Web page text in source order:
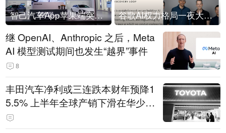
智己汽车App苹果端突然“下架” 谷歌AI权力格局一夜大洗牌
继 OpenAI、Anthropic 之后，Meta
AI 模型测试期间也发生“越界”事件
8
丰田汽车净利或三连跌本财年预降1
5.5% 上半年全球产销下滑在华少卖
14.3万辆